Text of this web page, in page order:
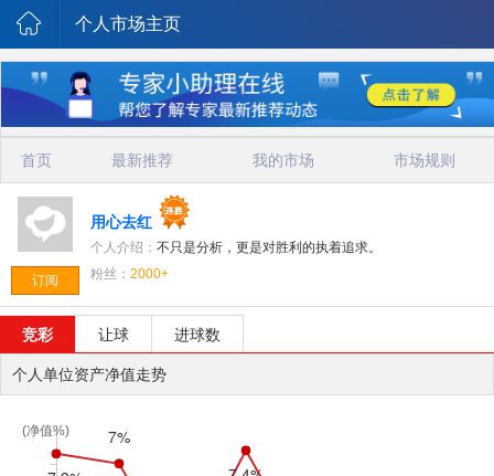
个人市场主页
首页 最新推荐 我的市场 市场规则
订阅
用心去红
个人介绍： 不只是分析，更是对胜利的执着追求。
粉丝： 2000+
竞彩 让球 进球数
个人单位资产净值走势
(净值%)